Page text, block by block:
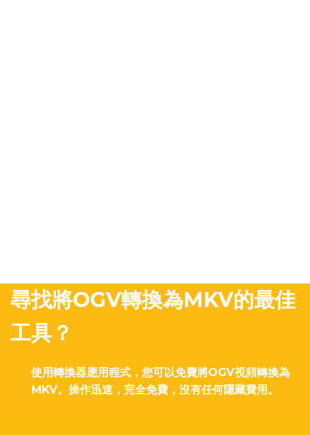
尋找將OGV轉換為MKV的最佳
工具？
使用轉換器應用程式，您可以免費將OGV視頻轉換為
MKV。操作迅速，完全免費，沒有任何隱藏費用。